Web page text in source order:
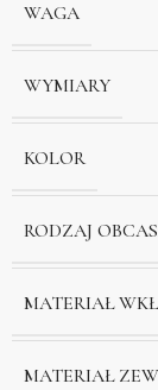
WAGA
WYMIARY
KOLOR
RODZAJ
MATERIAŁ
MATERIAŁ